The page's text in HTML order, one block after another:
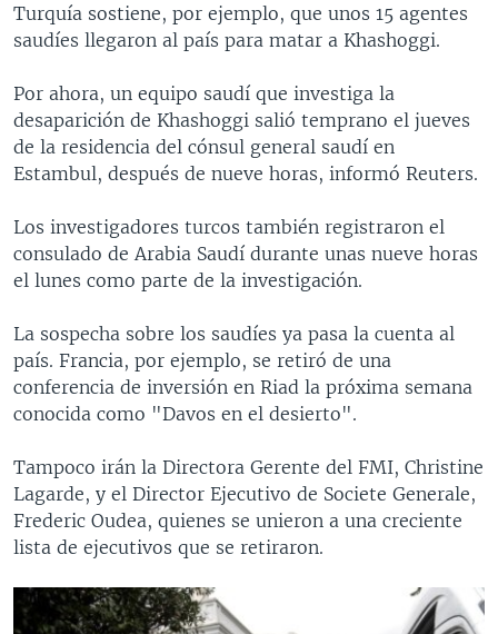
Turquía sostiene, por ejemplo, que unos 15 agentes
saudíes llegaron al país para matar a Khashoggi.
Por ahora, un equipo saudí que investiga la
desaparición de Khashoggi salió temprano el jueves
de la residencia del cónsul general saudí en
Estambul, después de nueve horas, informó Reuters.
Los investigadores turcos también registraron el
consulado de Arabia Saudí durante unas nueve horas
el lunes como parte de la investigación.
La sospecha sobre los saudíes ya pasa la cuenta al
país. Francia, por ejemplo, se retiró de una
conferencia de inversión en Riad la próxima semana
conocida como "Davos en el desierto".
Tampoco irán la Directora Gerente del FMI, Christine
Lagarde, y el Director Ejecutivo de Societe Generale,
Frederic Oudea, quienes se unieron a una creciente
lista de ejecutivos que se retiraron.